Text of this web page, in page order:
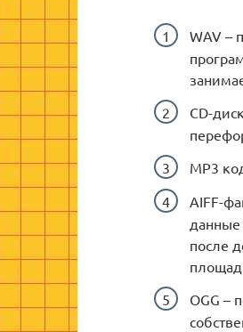
WAV –
CD-
MP3
AIFF-
данные
после
OGG –